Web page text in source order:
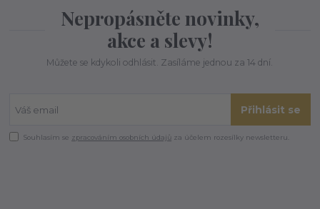
Nepropásněte novinky,
akce a slevy!
Můžete se kdykoli odhlásit. Zasíláme jednou za 14 dní.
Přihlásit se
Souhlasím se zpracováním osobních údajů za účelem rozesílky newsletteru.